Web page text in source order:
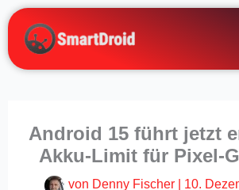
Zum
Inhalt
springen
Android 15 führt jetzt
Akku-Limit für Pixel-
von Denny Fischer
10.